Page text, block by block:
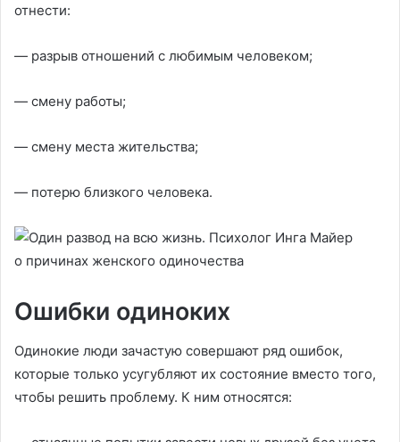
отнести:
— разрыв отношений с любимым человеком;
— смену работы;
— смену места жительства;
— потерю близкого человека.
Ошибки одиноких
Одинокие люди зачастую совершают ряд ошибок,
которые только усугубляют их состояние вместо того,
чтобы решить проблему. К ним относятся: